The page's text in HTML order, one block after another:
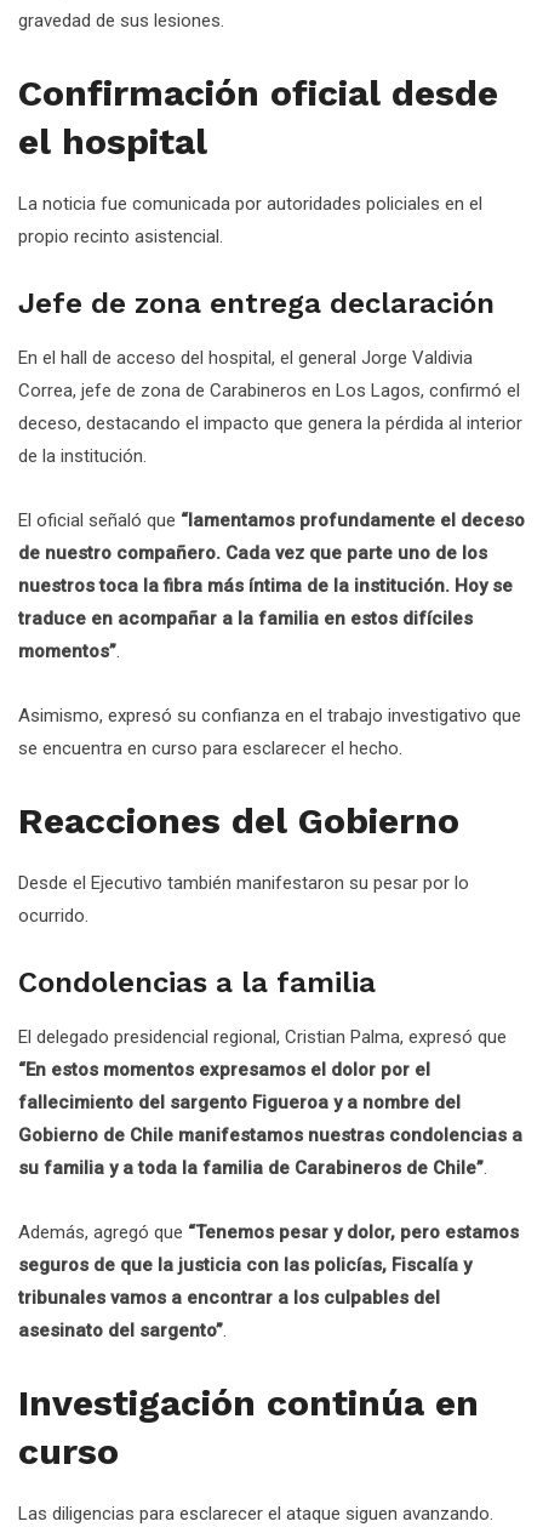
gravedad de sus lesiones.
Confirmación oficial desde
el hospital
La noticia fue comunicada por autoridades policiales en el
propio recinto asistencial.
Jefe de zona entrega declaración
En el hall de acceso del hospital, el general Jorge Valdivia
Correa, jefe de zona de Carabineros en Los Lagos, confirmó el
deceso, destacando el impacto que genera la pérdida al interior
de la institución.
El oficial señaló que “lamentamos profundamente el deceso
de nuestro compañero. Cada vez que parte uno de los
nuestros toca la fibra más íntima de la institución. Hoy se
traduce en acompañar a la familia en estos difíciles
momentos”
Asimismo, expresó su confianza en el trabajo investigativo que
se encuentra en curso para esclarecer el hecho.
Reacciones del Gobierno
Desde el Ejecutivo también manifestaron su pesar por lo
ocurrido.
Condolencias a la familia
El delegado presidencial regional, Cristian Palma, expresó que
“En estos momentos expresamos el dolor por el
fallecimiento del sargento Figueroa y a nombre del
Gobierno de Chile manifestamos nuestras condolencias a
su familia y a toda la familia de Carabineros de Chile”
Además, agregó que “Tenemos pesar y dolor, pero estamos
seguros de que la justicia con las policías, Fiscalía y
tribunales vamos a encontrar a los culpables del
asesinato del sargento”
Investigación continúa en
curso
Las diligencias para esclarecer el ataque siguen avanzando.